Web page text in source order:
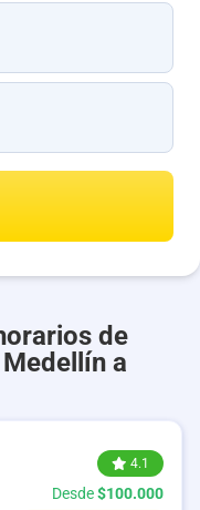
de
a
4.1
Desde$100.000